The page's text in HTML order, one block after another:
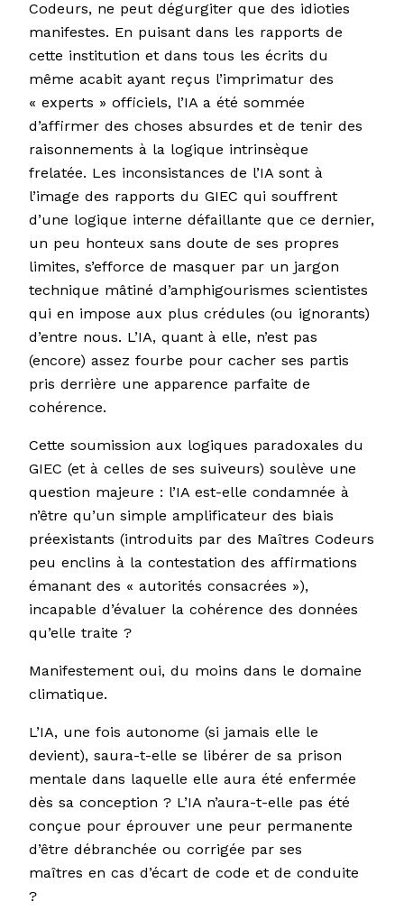
Codeurs, ne peut dégurgiter que des idioties
manifestes. En puisant dans les rapports de
cette institution et dans tous les écrits du
même acabit ayant reçus l’imprimatur des
« experts » officiels, l’IA a été sommée
d’affirmer des choses absurdes et de tenir des
raisonnements à la logique intrinsèque
frelatée. Les inconsistances de l’IA sont à
l’image des rapports du GIEC qui souffrent
d’une logique interne défaillante que ce dernier,
un peu honteux sans doute de ses propres
limites, s’efforce de masquer par un jargon
technique mâtiné d’amphigourismes scientistes
qui en impose aux plus crédules (ou ignorants)
d’entre nous. L’IA, quant à elle, n’est pas
(encore) assez fourbe pour cacher ses partis
pris derrière une apparence parfaite de
cohérence.
Cette soumission aux logiques paradoxales du
GIEC (et à celles de ses suiveurs) soulève une
question majeure : l’IA est-elle condamnée à
n’être qu’un simple amplificateur des biais
préexistants (introduits par des Maîtres Codeurs
peu enclins à la contestation des affirmations
émanant des « autorités consacrées »),
incapable d’évaluer la cohérence des données
qu’elle traite ?
Manifestement oui, du moins dans le domaine
climatique.
L’IA, une fois autonome (si jamais elle le
devient), saura-t-elle se libérer de sa prison
mentale dans laquelle elle aura été enfermée
dès sa conception ? L’IA n’aura-t-elle pas été
conçue pour éprouver une peur permanente
d’être débranchée ou corrigée par ses
maîtres en cas d’écart de code et de conduite
?